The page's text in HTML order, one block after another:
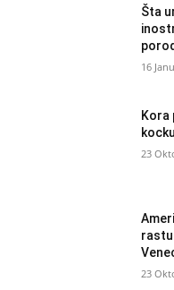
Šta
16
Kora
23
23